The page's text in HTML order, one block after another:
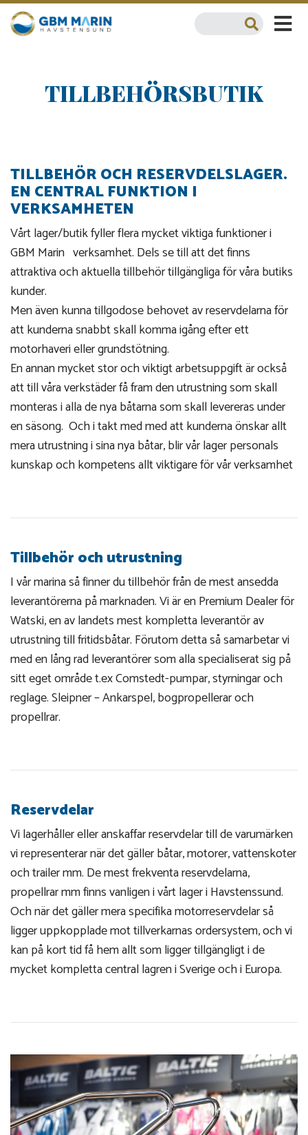
TILLBEHÖRSBUTIK
TILLBEHÖR OCH RESERVDELSLAGER.
EN CENTRAL FUNKTION I
VERKSAMHETEN
Vårt lager/butik fyller flera mycket viktiga funktioner i
GBM Marin verksamhet. Dels se till att det finns
attraktiva och aktuella tillbehör tillgängliga för våra butiks
kunder.
Men även kunna tillgodose behovet av reservdelarna för
att kunderna snabbt skall komma igång efter ett
motorhaveri eller grundstötning.
En annan mycket stor och viktigt arbetsuppgift är också
att till våra verkstäder få fram den utrustning som skall
monteras i alla de nya båtarna som skall levereras under
en säsong. Och i takt med med att kunderna önskar allt
mera utrustning i sina nya båtar, blir vår lager personals
kunskap och kompetens allt viktigare för vår verksamhet
Tillbehör och utrustning
I vår marina så finner du tillbehör från de mest ansedda
leverantörerna på marknaden. Vi är en Premium Dealer för
Watski, en av landets mest kompletta leverantör av
utrustning till fritidsbåtar. Förutom detta så samarbetar vi
med en lång rad leverantörer som alla specialiserat sig på
sitt eget område t.ex Comstedt-pumpar, styrningar och
reglage. Sleipner – Ankarspel, bogpropellerar och
propellrar.
Reservdelar
Vi lagerhåller eller anskaffar reservdelar till de varumärken
vi representerar när det gäller båtar, motorer, vattenskoter
och trailer mm. De mest frekventa reservdelarna,
propellrar mm finns vanligen i vårt lager i Havstenssund.
Och när det gäller mera specifika motorreservdelar så
ligger uppkopplade mot tillverkarnas ordersystem, och vi
kan på kort tid få hem allt som ligger tillgängligt i de
mycket kompletta central lagren i Sverige och i Europa.